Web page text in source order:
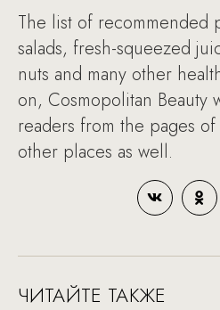
The list of recommended
salads, fresh-squeezed
nuts and many other
on, Cosmopolitan
readers from the pages
other places as well.
ЧИТАЙТЕ ТАКЖЕ